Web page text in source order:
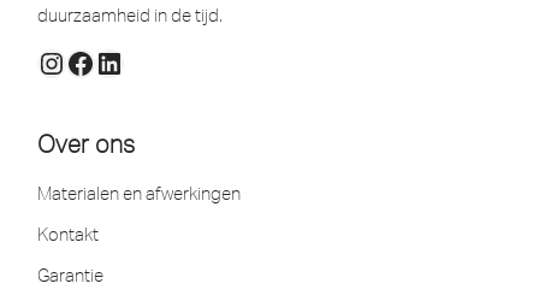
duurzaamheid in de tijd.
Over ons
Materialen en afwerkingen
Kontakt
Garantie